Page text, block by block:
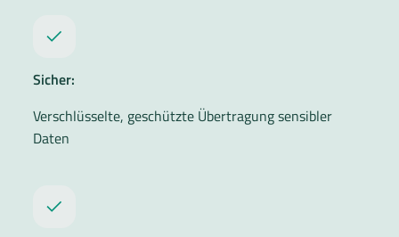
Sicher:
Verschlüsselte, geschützte Übertragung sensibler
Daten